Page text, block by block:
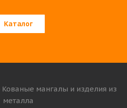
Каталог
мангалы и изделия из
металла